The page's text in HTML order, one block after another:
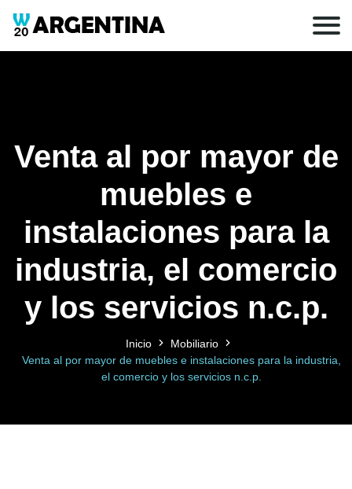
Venta al por mayor de
muebles e
instalaciones para la
industria, el comercio
y los servicios n.c.p.
Inicio
Mobiliario
Venta al por mayor de muebles e instalaciones para la industria,
el comercio y los servicios n.c.p.